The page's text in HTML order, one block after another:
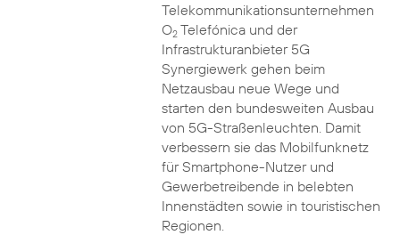
Telekommunikationsunternehmen
O2Telefónica und der
Infrastrukturanbieter 5G
Synergiewerk gehen beim
Netzausbau neue Wege und
starten den bundesweiten Ausbau
von 5G-Straßenleuchten. Damit
verbessern sie das Mobilfunknetz
für Smartphone-Nutzer und
Gewerbetreibende in belebten
Innenstädten sowie in touristischen
Regionen.